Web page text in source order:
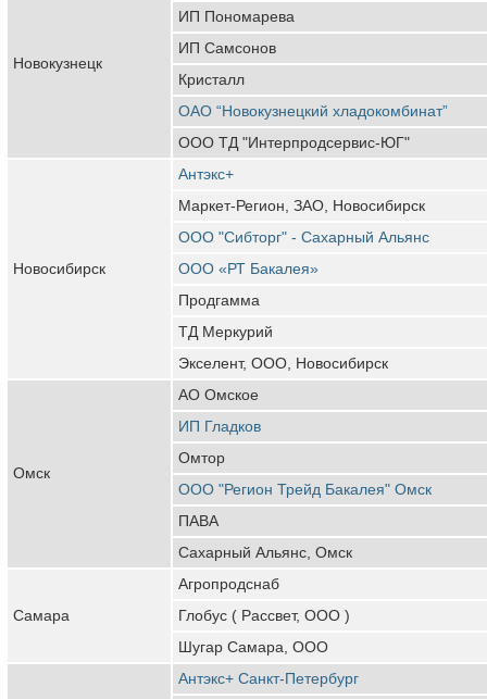
Новокузнецк
ИП Пономарева
ИП Самсонов
Кристалл
ОАО “Новокузнецкий хладокомбинат”
ООО ТД "Интерпродсервис-ЮГ"
Новосибирск
Антэкс+
Маркет-Регион, ЗАО, Новосибирск
ООО "Сибторг" - Сахарный Альянс
ООО «РТ Бакалея»
Продгамма
ТД Меркурий
Экселент, ООО, Новосибирск
Омск
АО Омское
ИП Гладков
Омтор
ООО "Регион Трейд Бакалея" Омск
ПАВА
Сахарный Альянс, Омск
Самара
Агропродснаб
Глобус ( Рассвет, ООО )
Шугар Самара, ООО
Антэкс+ Санкт-Петербург